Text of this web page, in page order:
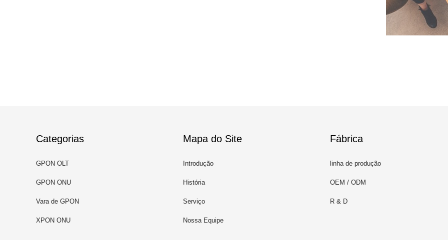
Categorias
GPON OLT
GPON ONU
Vara de GPON
XPON ONU
Mapa do Site
Introdução
História
Serviço
Nossa Equipe
Fábrica
linha de produção
OEM / ODM
R & D